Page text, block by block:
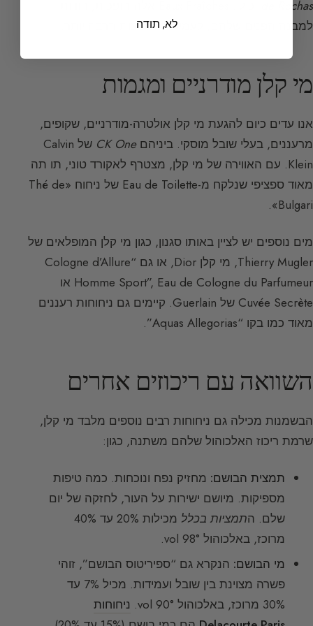
de Rochas
למבנה הפנים שלהם, לעמידות ומפיצות הרבה יותר.
מי קלן מודרניים ומגמות
אנו עדים כיום להגעת מי קלן אולטרה-מודרניים, שקופים,
מרעננים, בעלי שובל מוסקי. ביניהםCK One
של Calvin
Klein. עם האווירה של מי קלן, מצטרף לאקורד טוני, תו תה
מאוד ספציפי שנלקח מ-Eau de Toilette של ניחוח «Thé de
Bulgari».
מים נוספים יש לציין באותו סגנון, כגון מי קלן המופלאים של
Thierry Mugler, מי קלן Dior, או גם “Cologne d’Allure
Homme Sport”, Eau de Cologne du Parfumeur או
Cuvée Secrète של Guerlain. קיימים גם ניחוחות רעננים
מאוד כמו בקו “Aquas Allegorias”.
השוואה עם ריכוזים אחרים
הבשמנות מכילה גם ניחוחות רבים נוספים מלבד מי קלן,
שרמת ריכוז האלכוהול שלהם משתנה, כגון:
תמצית הבושם: מחזיק נפח ונוכחות. כמה טיפות
מספיקות. מיושם ישירות על העור, לחזקה של יום
שלם. התמציות בכלל
מכילות 20% עד 40%
מרוכז, באלכוהול 98° vol.
מי הבושם: הנקרא גם “ספיריטוס הבושם”, זוהי
פשרה מצוינת בין שובל ועמידות. מכיל 7% עד
30% מרוכז, באלכוהול 90° vol.
ניחוחות
לא, תודה